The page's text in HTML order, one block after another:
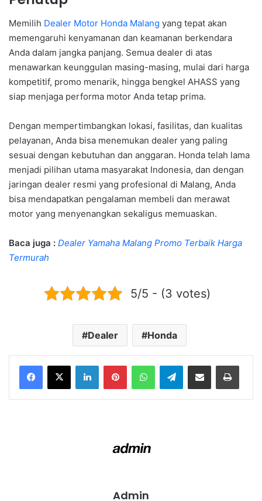
Memilih Dealer Motor Honda Malang yang tepat akan
memengaruhi kenyamanan dan keamanan berkendara
Anda dalam jangka panjang. Semua dealer di atas
menawarkan keunggulan masing-masing, mulai dari harga
kompetitif, promo menarik, hingga bengkel AHASS yang
siap menjaga performa motor Anda tetap prima.
Dengan mempertimbangkan lokasi, fasilitas, dan kualitas
pelayanan, Anda bisa menemukan dealer yang paling
sesuai dengan kebutuhan dan anggaran. Honda telah lama
menjadi pilihan utama masyarakat Indonesia, dan dengan
jaringan dealer resmi yang profesional di Malang, Anda
bisa mendapatkan pengalaman membeli dan merawat
motor yang menyenangkan sekaligus memuaskan.
Baca juga : Dealer Yamaha Malang Promo Terbaik Harga
Termurah
5/5 - (3 votes)
Dealer Honda
Telegram
Admin